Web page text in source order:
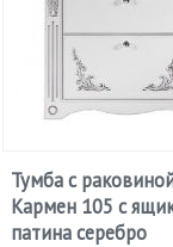
Тумба с
Кармен 105 с
патина серебро